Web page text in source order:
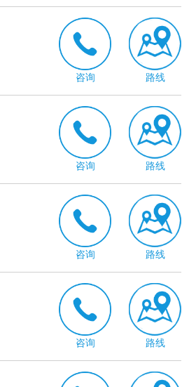
咨询 路线
咨询 路线
咨询 路线
咨询 路线